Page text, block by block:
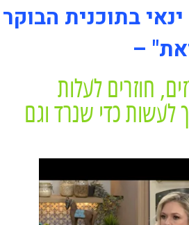
בתוכנית הבוקר
–
חוזרים לעלות
לעשות כדי שנרד וגם